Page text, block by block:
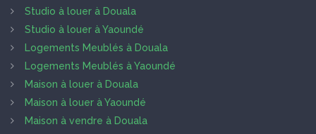
Studio à louer à Douala
Studio à louer à Yaoundé
Logements Meublés à Douala
Logements Meublés à Yaoundé
Maison à louer à Douala
Maison à louer à Yaoundé
Maison à vendre à Douala